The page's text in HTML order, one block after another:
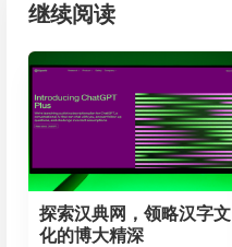
继续阅读
探索汉典网，领略汉字文
化的博大精深